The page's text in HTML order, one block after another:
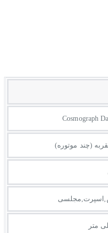
Cosmograph
(چند موتوره)